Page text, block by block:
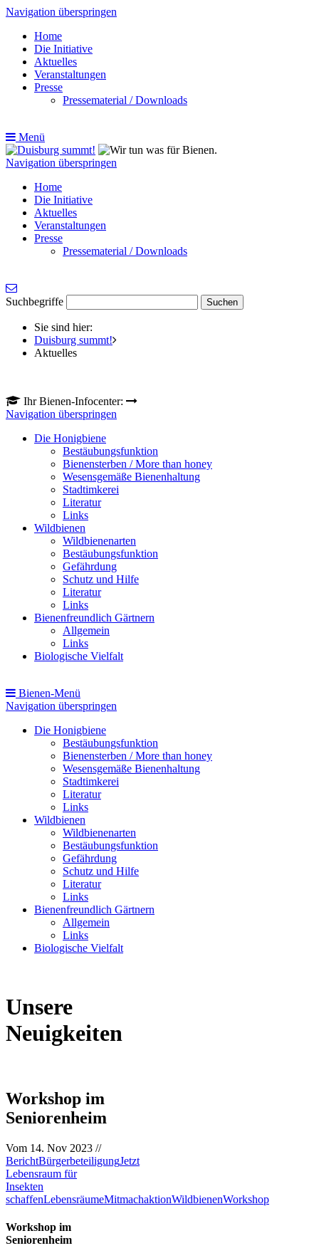
Navigation überspringen
Home
Die Initiative
Aktuelles
Veranstaltungen
Presse
Pressematerial / Downloads
Menü
Navigation überspringen
Home
Die Initiative
Aktuelles
Veranstaltungen
Presse
Pressematerial / Downloads
Suchbegriffe
Sie sind hier:
Duisburg summt!
Aktuelles
Ihr Bienen-Infocenter:
Navigation überspringen
Die Honigbiene
Bestäubungsfunktion
Bienensterben / More than honey
Wesensgemäße Bienenhaltung
Stadtimkerei
Literatur
Links
Wildbienen
Wildbienenarten
Bestäubungsfunktion
Gefährdung
Schutz und Hilfe
Literatur
Links
Bienenfreundlich Gärtnern
Allgemein
Links
Biologische Vielfalt
Bienen-Menü
Navigation überspringen
Die Honigbiene
Bestäubungsfunktion
Bienensterben / More than honey
Wesensgemäße Bienenhaltung
Stadtimkerei
Literatur
Links
Wildbienen
Wildbienenarten
Bestäubungsfunktion
Gefährdung
Schutz und Hilfe
Literatur
Links
Bienenfreundlich Gärtnern
Allgemein
Links
Biologische Vielfalt
Unsere
Neuigkeiten
Workshop im
Seniorenheim
Vom 14. Nov 2023 //
BerichtBürgerbeteiligungJetzt
Lebensraum für
Insekten
schaffenLebensräumeMitmachaktionWildbienenWorkshop
Workshop im
Seniorenheim